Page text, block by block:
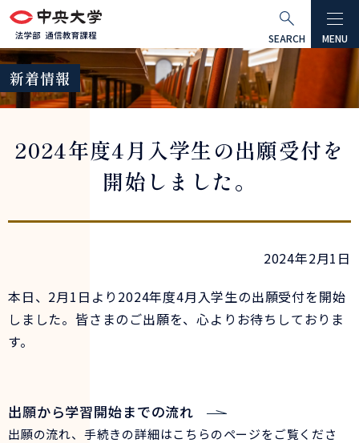
グ
ー
バ
ル
本
へ
ロ
カ
ル
ナ
フ
タ
ー
へ
MENU
SEARCH
新着情報
2024年度4月入学生の出願受付を
開始しました。
2024年2月1日
本日、2月1日より2024年度4月入学生の出願受付を開始
しました。皆さまのご出願を、心よりお待ちしておりま
す。
出願から学習開始までの流れ
出願の流れ、手続きの詳細はこちらのページをご覧くださ